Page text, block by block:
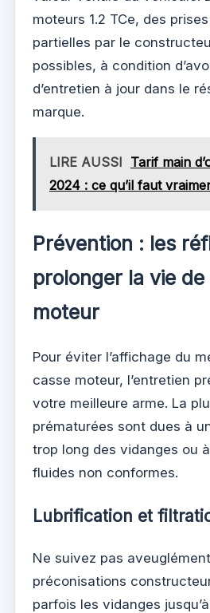
moteurs 1.2 TCe, des
partielles par le
possibles, à condition
d’entretien à jour dans le
marque.
LIRE AUSSI Tarif main
2024 : ce qu’il faut
Prévention : les
prolonger la vie
moteur
Pour éviter l’affichage du
casse moteur, l’entretien
votre meilleure arme. La
prématurées sont dues à
trop long des vidanges ou
fluides non conformes.
Lubrification et
Ne suivez pas
préconisations
parfois les vidanges